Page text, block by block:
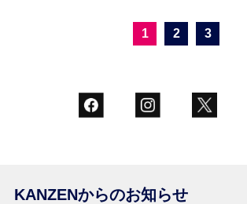
1 2 3
KANZENからのお知らせ